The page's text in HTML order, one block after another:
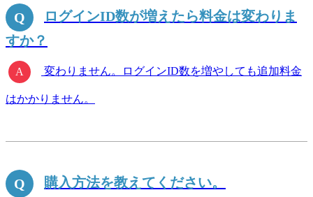
ログインID数が増えたら料金は変わりま
すか？
変わりません。ログインID数を増やしても追加料金
はかかりません。
購入方法を教えてください。